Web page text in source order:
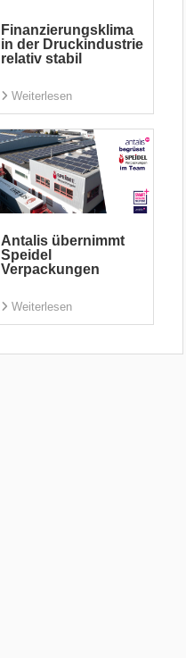
Finanzierungsklima
in der Druckindustrie
relativ stabil
Weiterlesen
Antalis übernimmt
Speidel
Verpackungen
Weiterlesen